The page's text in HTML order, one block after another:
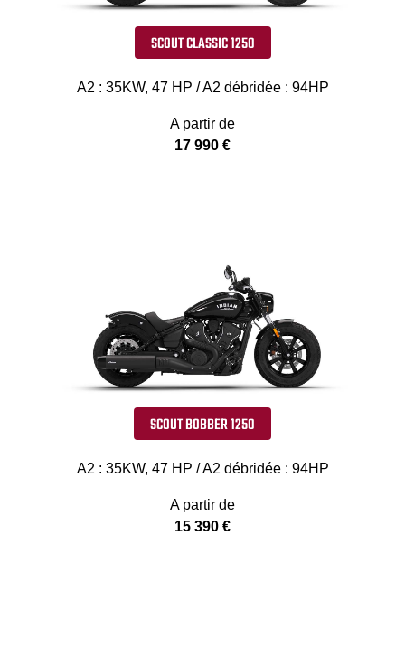
SCOUT CLASSIC 1250
A2 : 35KW, 47 HP / A2 débridée : 94HP
A partir de
17 990 €
SCOUT BOBBER 1250
A2 : 35KW, 47 HP / A2 débridée : 94HP
A partir de
15 390 €